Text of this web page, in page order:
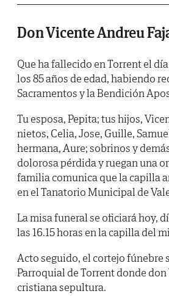
Don Vicente Andreu
Que ha fallecido en Torrent el
los 85 años de edad, habiendo
Sacramentos y la Bendición
Tu esposa, Pepita; tus hijos,
nietos, Celia, Jose, Guille,
hermana, Aure; sobrinos y
dolorosa pérdida y ruegan una
familia comunica que la capilla
en el Tanatorio Municipal de
La misa funeral se oficiará hoy,
las 16.15 horas en la capilla del
Acto seguido, el cortejo fúnebre
Parroquial de Torrent donde
cristiana sepultura.